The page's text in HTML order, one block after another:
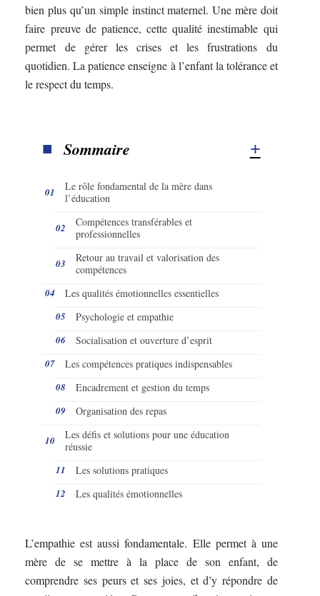
bien plus qu’un simple instinct maternel. Une mère doit
faire preuve de patience, cette qualité inestimable qui
permet de gérer les crises et les frustrations du
quotidien. La patience enseigne à l’enfant la tolérance et
le respect du temps.
Sommaire
Le rôle fondamental de la mère dans
l’éducation
Compétences transférables et
professionnelles
Retour au travail et valorisation des
compétences
Les qualités émotionnelles essentielles
Psychologie et empathie
Socialisation et ouverture d’esprit
Les compétences pratiques indispensables
Encadrement et gestion du temps
Organisation des repas
Les défis et solutions pour une éducation
réussie
Les solutions pratiques
Les qualités émotionnelles
L’empathie est aussi fondamentale. Elle permet à une
mère de se mettre à la place de son enfant, de
comprendre ses peurs et ses joies, et d’y répondre de